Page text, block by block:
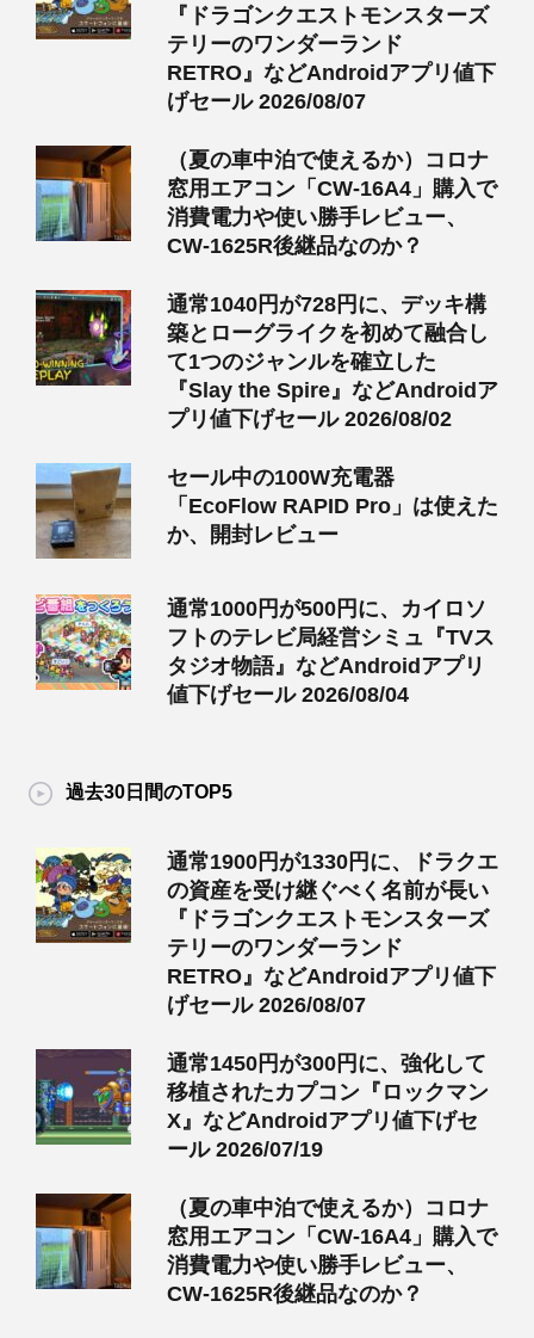
『ドラゴンクエストモンスターズ
テリーのワンダーランド
RETRO』などAndroidアプリ値下
げセール 2026/08/07
（夏の車中泊で使えるか）コロナ
窓用エアコン「CW-16A4」購入で
消費電力や使い勝手レビュー、
CW-1625R後継品なのか？
通常1040円が728円に、デッキ構
築とローグライクを初めて融合し
て1つのジャンルを確立した
『Slay the Spire』などAndroidア
プリ値下げセール 2026/08/02
セール中の100W充電器
「EcoFlow RAPID Pro」は使えた
か、開封レビュー
通常1000円が500円に、カイロソ
フトのテレビ局経営シミュ『TVス
タジオ物語』などAndroidアプリ
値下げセール 2026/08/04
過去30日間のTOP5
通常1900円が1330円に、ドラクエ
の資産を受け継ぐべく名前が長い
『ドラゴンクエストモンスターズ
テリーのワンダーランド
RETRO』などAndroidアプリ値下
げセール 2026/08/07
通常1450円が300円に、強化して
移植されたカプコン『ロックマン
X』などAndroidアプリ値下げセ
ール 2026/07/19
（夏の車中泊で使えるか）コロナ
窓用エアコン「CW-16A4」購入で
消費電力や使い勝手レビュー、
CW-1625R後継品なのか？